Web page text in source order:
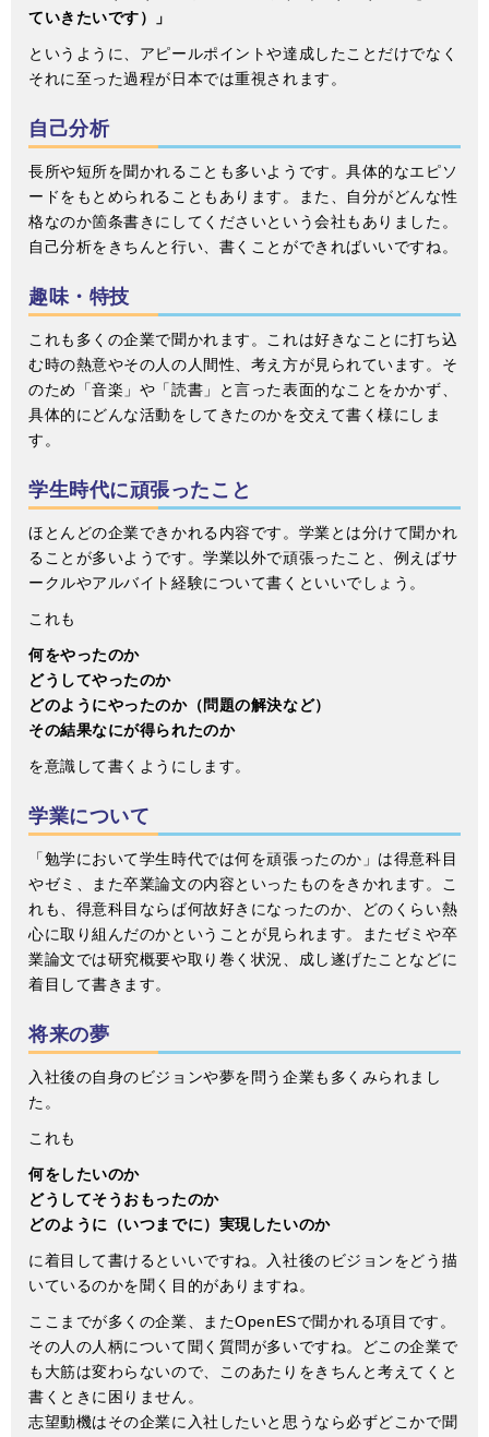
ていきたいです）」
というように、アピールポイントや達成したことだけでなく
それに至った過程が日本では重視されます。
自己分析
長所や短所を聞かれることも多いようです。具体的なエピソ
ードをもとめられることもあります。また、自分がどんな性
格なのか箇条書きにしてくださいという会社もありました。
自己分析をきちんと行い、書くことができればいいですね。
趣味・特技
これも多くの企業で聞かれます。これは好きなことに打ち込
む時の熱意やその人の人間性、考え方が見られています。そ
のため「音楽」や「読書」と言った表面的なことをかかず、
具体的にどんな活動をしてきたのかを交えて書く様にしま
す。
学生時代に頑張ったこと
ほとんどの企業できかれる内容です。学業とは分けて聞かれ
ることが多いようです。学業以外で頑張ったこと、例えばサ
ークルやアルバイト経験について書くといいでしょう。
これも
何をやったのか
どうしてやったのか
どのようにやったのか（問題の解決など）
その結果なにが得られたのか
を意識して書くようにします。
学業について
「勉学において学生時代では何を頑張ったのか」は得意科目
やゼミ、また卒業論文の内容といったものをきかれます。こ
れも、得意科目ならば何故好きになったのか、どのくらい熱
心に取り組んだのかということが見られます。またゼミや卒
業論文では研究概要や取り巻く状況、成し遂げたことなどに
着目して書きます。
将来の夢
入社後の自身のビジョンや夢を問う企業も多くみられまし
た。
これも
何をしたいのか
どうしてそうおもったのか
どのように（いつまでに）実現したいのか
に着目して書けるといいですね。入社後のビジョンをどう描
いているのかを聞く目的がありますね。
ここまでが多くの企業、またOpenESで聞かれる項目です。
その人の人柄について聞く質問が多いですね。どこの企業で
も大筋は変わらないので、このあたりをきちんと考えてくと
書くときに困りません。
志望動機はその企業に入社したいと思うなら必ずどこかで聞